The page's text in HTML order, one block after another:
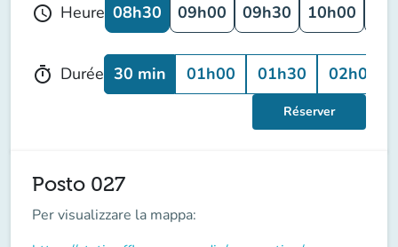
schedule Heure 08h30 09h00 09h30 10h00
timer Durée 30 min 01h00 01h30 02h00
Réserver
Posto 027
Per visualizzare la mappa: